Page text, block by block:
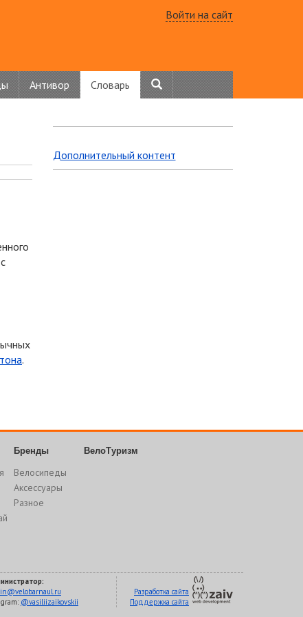
Войти на сайт
Антивор Словарь
.
Дополнительный контент
Бренды
Велосипеды
Аксессуары
Разное
ВелоТуризм
Разработка сайта
Поддержка сайта
@vasiliizaikovskii